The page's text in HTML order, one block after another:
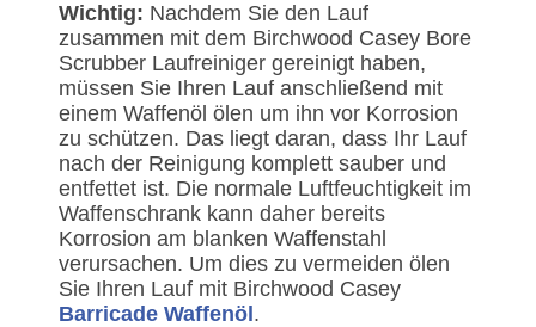
Wichtig: Nachdem Sie den Lauf
zusammen mit dem Birchwood Casey Bore
Scrubber Laufreiniger gereinigt haben,
müssen Sie Ihren Lauf anschließend mit
einem Waffenöl ölen um ihn vor Korrosion
zu schützen. Das liegt daran, dass Ihr Lauf
nach der Reinigung komplett sauber und
entfettet ist. Die normale Luftfeuchtigkeit im
Waffenschrank kann daher bereits
Korrosion am blanken Waffenstahl
verursachen. Um dies zu vermeiden ölen
Sie Ihren Lauf mit Birchwood Casey
Barricade Waffenöl .